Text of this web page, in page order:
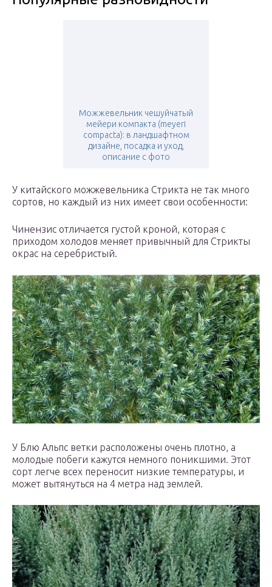
Можжевельник чешуйчатый
мейери компакта (meyeri
compacta): в ландшафтном
дизайне, посадка и уход,
описание с фото
У китайского можжевельника Стрикта не так много
сортов, но каждый из них имеет свои особенности:
Чинензис отличается густой кроной, которая с
приходом холодов меняет привычный для Стрикты
окрас на серебристый.
У Блю Альпс ветки расположены очень плотно, а
молодые побеги кажутся немного поникшими. Этот
сорт легче всех переносит низкие температуры, и
может вытянуться на 4 метра над землей.